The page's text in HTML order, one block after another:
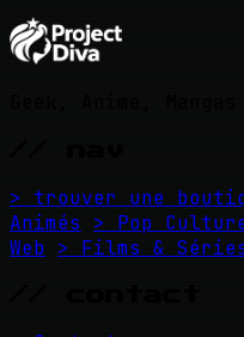
> trouver une
Animés
> Pop
Web > Films &